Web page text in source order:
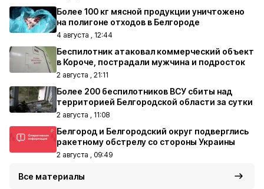
Более 100 кг мясной продукции уничтожено
на полигоне отходов в Белгороде
4 августа , 12:44
Беспилотник атаковал коммерческий объект
в Короче, пострадали мужчина и подросток
2 августа , 21:11
Более 200 беспилотников ВСУ сбиты над
территорией Белгородской области за сутки
2 августа , 11:08
Белгород и Белгородский округ подверглись
ракетному обстрелу со стороны Украины
2 августа , 09:49
Все материалы